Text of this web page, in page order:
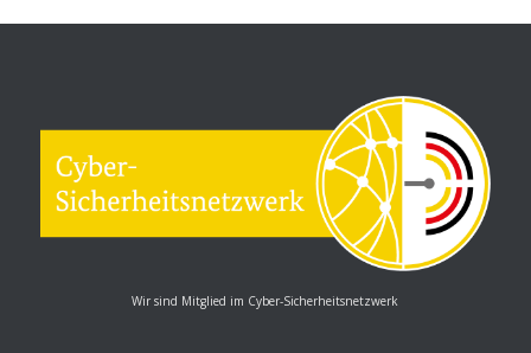
Wir sind Mitglied im Cyber-Sicherheitsnetzwerk